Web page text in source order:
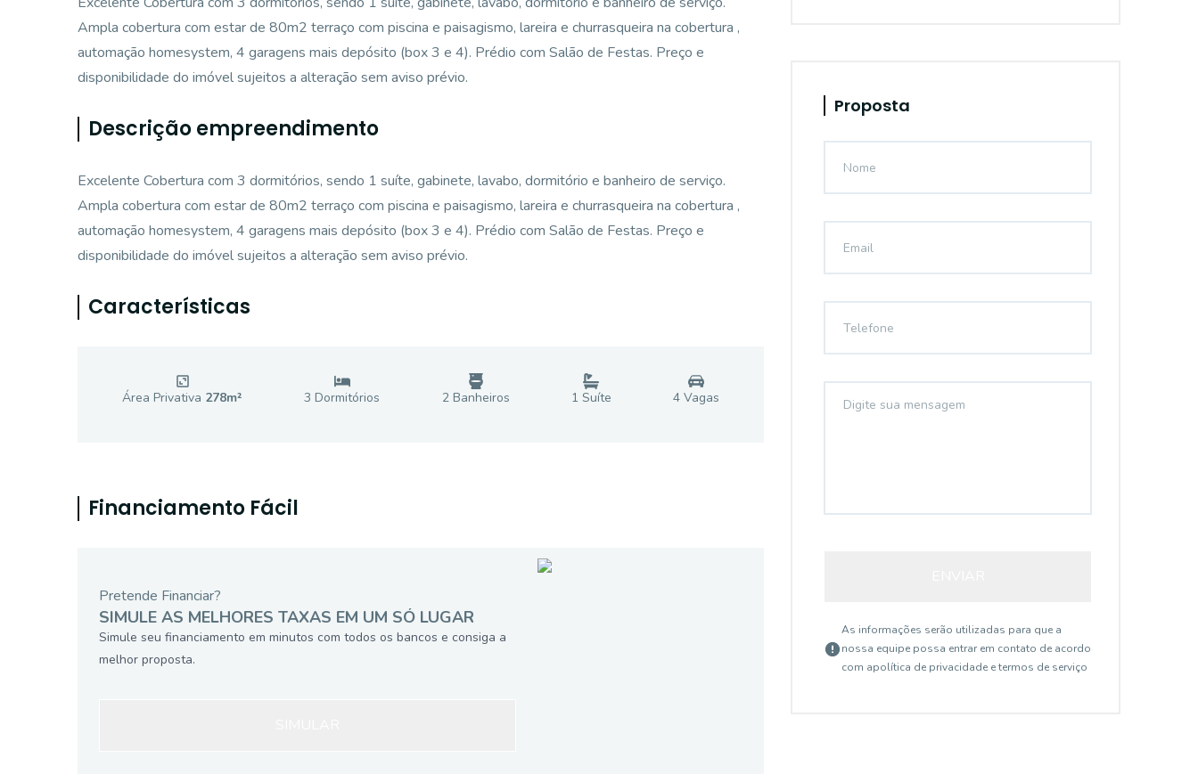
Ampla cobertura com estar de 80m2 terraço com piscina e paisagismo, lareira e churrasqueira na cobertura ,
automação homesystem, 4 garagens mais depósito (box 3 e 4). Prédio com Salão de Festas. Preço e
disponibilidade do imóvel sujeitos a alteração sem aviso prévio.
Descrição empreendimento
Excelente Cobertura com 3 dormitórios, sendo 1 suíte, gabinete, lavabo, dormitório e banheiro de serviço.
Ampla cobertura com estar de 80m2 terraço com piscina e paisagismo, lareira e churrasqueira na cobertura ,
automação homesystem, 4 garagens mais depósito (box 3 e 4). Prédio com Salão de Festas. Preço e
disponibilidade do imóvel sujeitos a alteração sem aviso prévio.
Características
Área Privativa 278m² 3 Dormitórios 2Banheiros 1 Suíte 4 Vagas
Financiamento Fácil
Pretende Financiar?
SIMULE AS MELHORES TAXAS EM UM SÓ LUGAR
Simule seu financiamento em minutos com todos os bancos e consiga a
melhor proposta.
Proposta
As informações serão utilizadas para que a
nossa equipe possa entrar em contato de acordo
com apolítica de privacidade e termos de serviço